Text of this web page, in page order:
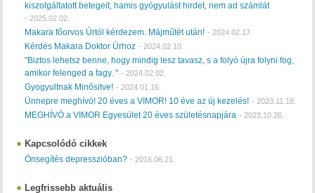
kiszolgáltatott betegeit, hamis gyógyulást hirdet, nem ad számlát
- 2025.02.02.
Makara főorvos Úrtól kérdezem. Májműtét után! - 2024.02.17.
Kérdés Makara Doktor Úrhoz - 2024.02.10.
"Biztos lehetsz benne, hogy mindig lesz tavasz, s a folyó újra folyni fog,
amikor felenged a fagy. " - 2024.02.02.
Gyogyultnak Minősitve! - 2024.01.16.
Ünnepre meghívó! 20 éves a VIMOR! 10 éve az új kezelés! - 2023.11.18.
MEGHÍVÓ a VIMOR Egyesület 20 éves születésnapjára - 2023.10.26.
Kapcsolódó cikkek
Önsegítés depresszióban? - 2016.06.21.
Legfrissebb aktuális